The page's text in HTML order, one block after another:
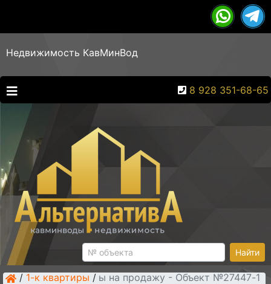
Недвижимость КавМинВод
8 928 351-68-65
Найти
/ 1-к квартиры / 1-к квартиры на продажу - Объект №27447